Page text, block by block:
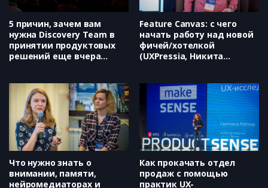
5 причин, зачем вам
нужна Discovery Team в
принятии продуктовых
решений еще вчера
Feature Canvas: с чего
начать работу над новой
фичей/хотелкой
(UXPressia, Никита
Что нужно знать о
внимании, памяти,
нейромедиаторах и
Как прокачать отдел
продаж с помощью
практик UX-